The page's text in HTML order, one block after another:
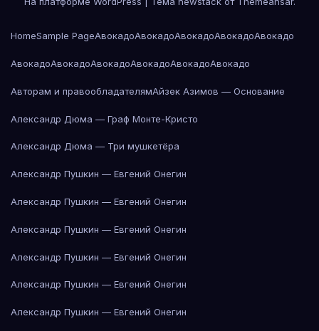
HomeSample PageАвокадоАвокадоАвокадоАвокадоАвокадо
АвокадоАвокадоАвокадоАвокадоАвокадоАвокадо
Авторам и правообладателямАйзек Азимов — Основание
Александр Дюма — Граф Монте-Кристо
Александр Дюма — Три мушкетёра
Александр Пушкин — Евгений Онегин
Александр Пушкин — Евгений Онегин
Александр Пушкин — Евгений Онегин
Александр Пушкин — Евгений Онегин
Александр Пушкин — Евгений Онегин
Александр Пушкин — Евгений Онегин